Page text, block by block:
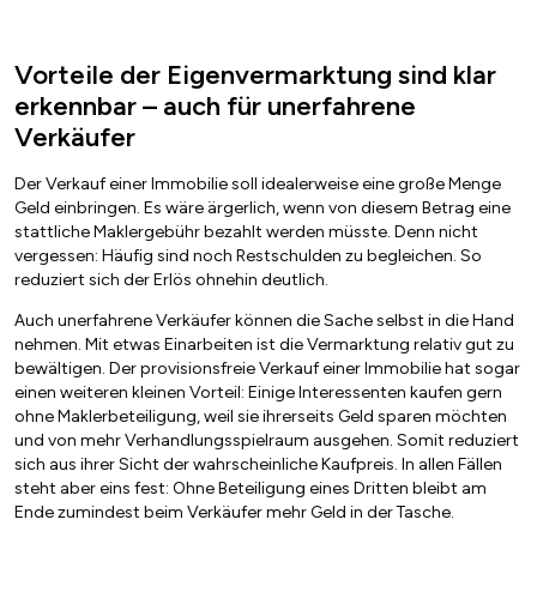
Vorteile der Eigenvermarktung sind klar
erkennbar – auch für unerfahrene
Verkäufer
Der Verkauf einer Immobilie soll idealerweise eine große Menge
Geld einbringen. Es wäre ärgerlich, wenn von diesem Betrag eine
stattliche Maklergebühr bezahlt werden müsste. Denn nicht
vergessen: Häufig sind noch Restschulden zu begleichen. So
reduziert sich der Erlös ohnehin deutlich.
Auch unerfahrene Verkäufer können die Sache selbst in die Hand
nehmen. Mit etwas Einarbeiten ist die Vermarktung relativ gut zu
bewältigen. Der provisionsfreie Verkauf einer Immobilie hat sogar
einen weiteren kleinen Vorteil: Einige Interessenten kaufen gern
ohne Maklerbeteiligung, weil sie ihrerseits Geld sparen möchten
und von mehr Verhandlungsspielraum ausgehen. Somit reduziert
sich aus ihrer Sicht der wahrscheinliche Kaufpreis. In allen Fällen
steht aber eins fest: Ohne Beteiligung eines Dritten bleibt am
Ende zumindest beim Verkäufer mehr Geld in der Tasche.